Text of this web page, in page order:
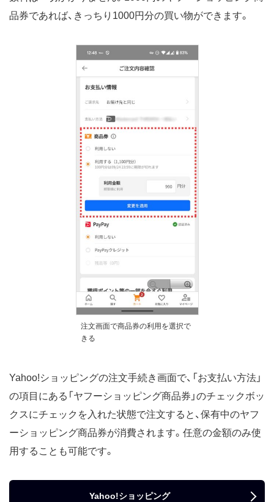
品券であれば、きっちり1000円分の買い物ができます。
注文画面で商品券の利用を選択で
きる
Yahoo!ショッピングの注文手続き画面で、「お支払い方法」
の項目にある「ヤフーショッピング商品券」のチェックボッ
クスにチェックを入れた状態で注文すると、保有中のヤフ
ーショッピング商品券が消費されます。任意の金額のみ使
用することも可能です。
Yahoo!ショッピング